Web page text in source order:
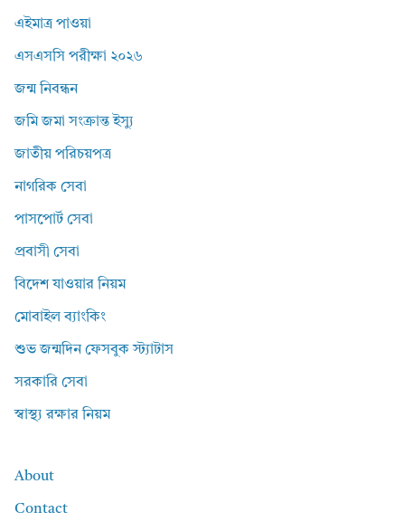
এইমাত্র পাওয়া
এসএসসি পরীক্ষা ২০২৬
জন্ম নিবন্ধন
জমি জমা সংক্রান্ত ইস্যু
জাতীয় পরিচয়পত্র
নাগরিক সেবা
পাসপোর্ট সেবা
প্রবাসী সেবা
বিদেশ যাওয়ার নিয়ম
মোবাইল ব্যাংকিং
শুভ জন্মদিন ফেসবুক স্ট্যাটাস
সরকারি সেবা
স্বাস্থ্য রক্ষার নিয়ম
About
Contact